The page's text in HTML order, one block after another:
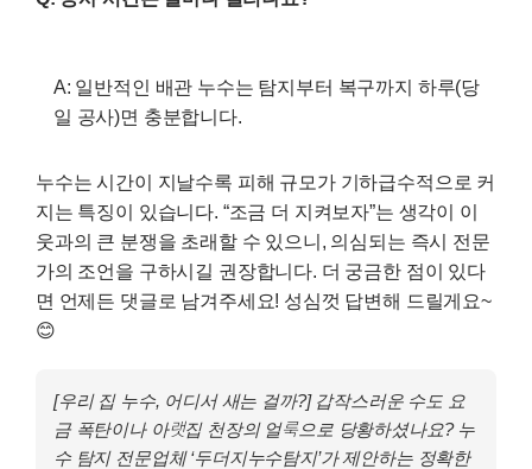
A: 일반적인 배관 누수는 탐지부터 복구까지 하루(당
일 공사)면 충분합니다.
누수는 시간이 지날수록 피해 규모가 기하급수적으로 커
지는 특징이 있습니다. “조금 더 지켜보자”는 생각이 이
웃과의 큰 분쟁을 초래할 수 있으니, 의심되는 즉시 전문
가의 조언을 구하시길 권장합니다. 더 궁금한 점이 있다
면 언제든 댓글로 남겨주세요! 성심껏 답변해 드릴게요~
😊
[우리 집 누수, 어디서 새는 걸까?]갑작스러운 수도 요
금 폭탄이나 아랫집 천장의 얼룩으로 당황하셨나요? 누
수 탐지 전문업체 ‘두더지누수탐지’가 제안하는 정확한